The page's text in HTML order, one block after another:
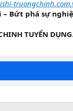
– Bứt phá sự